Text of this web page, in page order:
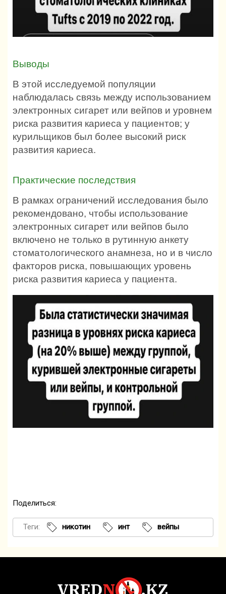
Выводы
В этой исследуемой популяции
наблюдалась связь между использованием
электронных сигарет или вейпов и уровнем
риска развития кариеса у пациентов; у
курильщиков был более высокий риск
развития кариеса.
Практические последствия
В рамках ограничений исследования было
рекомендовано, чтобы использование
электронных сигарет или вейпов было
включено не только в рутинную анкету
стоматологического анамнеза, но и в число
факторов риска, повышающих уровень
риска развития кариеса у пациента.
Поделиться:
Теги: никотин инт вейпы